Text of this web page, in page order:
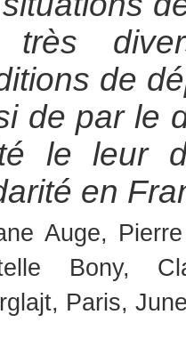
très
de
de par le
le leur
en
Auge,
Bony,
Paris,